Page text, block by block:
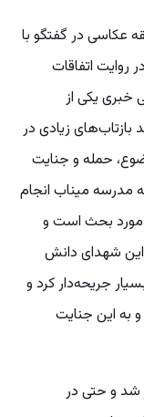
عکاسی در گفتگو با
روایت اتفاقات
خبری یکی از
بازتاب‌های زیادی در
حمله و جنایت
مدرسه میناب انجام
بحث است و
شهدای دانش
جریحه‌دار کرد و
و به این جنایت
شد و حتی در